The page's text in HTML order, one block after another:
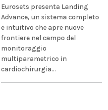
Eurosets presenta Landing
Advance, un sistema completo
e intuitivo che apre nuove
frontiere nel campo del
monitoraggio
multiparametrico in
cardiochirurgia...